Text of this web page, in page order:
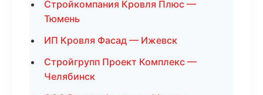
Стройкомпания Кровля Плюс —
Тюмень
ИП Кровля Фасад — Ижевск
Стройгрупп Проект Комплекс —
Челябинск